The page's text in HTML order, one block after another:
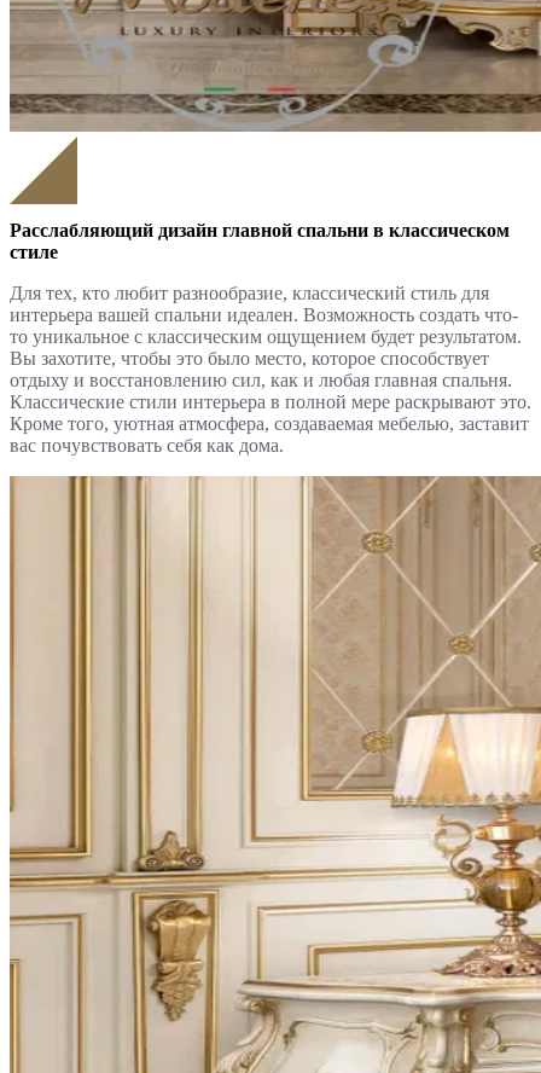
Расслабляющий дизайн главной спальни в классическом
стиле
Для тех, кто любит разнообразие, классический стиль для
интерьера вашей спальни идеален. Возможность создать что-
то уникальное с классическим ощущением будет результатом.
Вы захотите, чтобы это было место, которое способствует
отдыху и восстановлению сил, как и любая главная спальня.
Классические стили интерьера в полной мере раскрывают это.
Кроме того, уютная атмосфера, создаваемая мебелью, заставит
вас почувствовать себя как дома.